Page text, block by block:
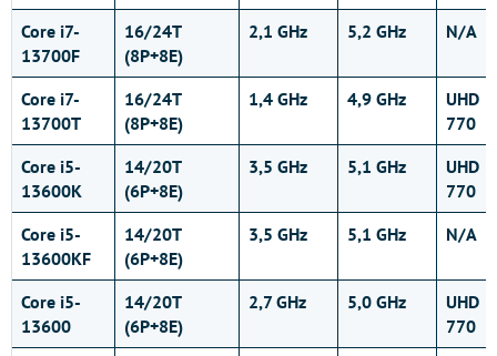
Core i7-
13700F
16/24T
(8P+8E)
2,1 GHz 5,2 GHz N/A
Core i7-
13700T
16/24T
(8P+8E)
1,4 GHz 4,9 GHz
UHD
770
Core i5-
13600K
14/20T
(6P+8E)
3,5 GHz 5,1 GHz
UHD
770
Core i5-
13600KF
14/20T
(6P+8E)
3,5 GHz 5,1 GHz N/A
Core i5-
13600
14/20T
(6P+8E)
2,7 GHz 5,0 GHz
UHD
770